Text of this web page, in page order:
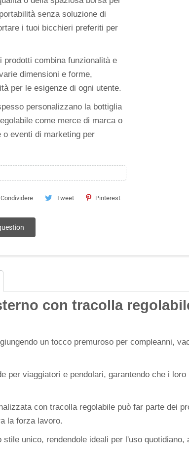
senza soluzione di
i tuoi bicchieri preferiti per
combina funzionalità e
dimensioni e forme,
per le esigenze di ogni utente.
personalizzano la bottiglia
come merce di marca o
o eventi di marketing per
Condividere Tweet Pinterest
con tracolla
un tocco premuroso per compleanni,
per viaggiatori e pendolari, garantendo che i
con tracolla regolabile può far parte dei
la forza lavoro.
unico, rendendole ideali per l'uso quotidiano,